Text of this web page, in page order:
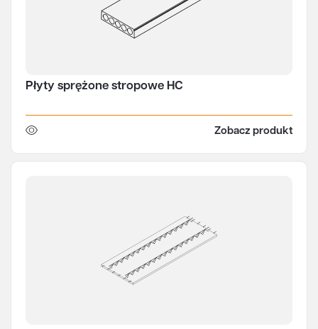
Płyty sprężone stropowe HC
Zobacz produkt